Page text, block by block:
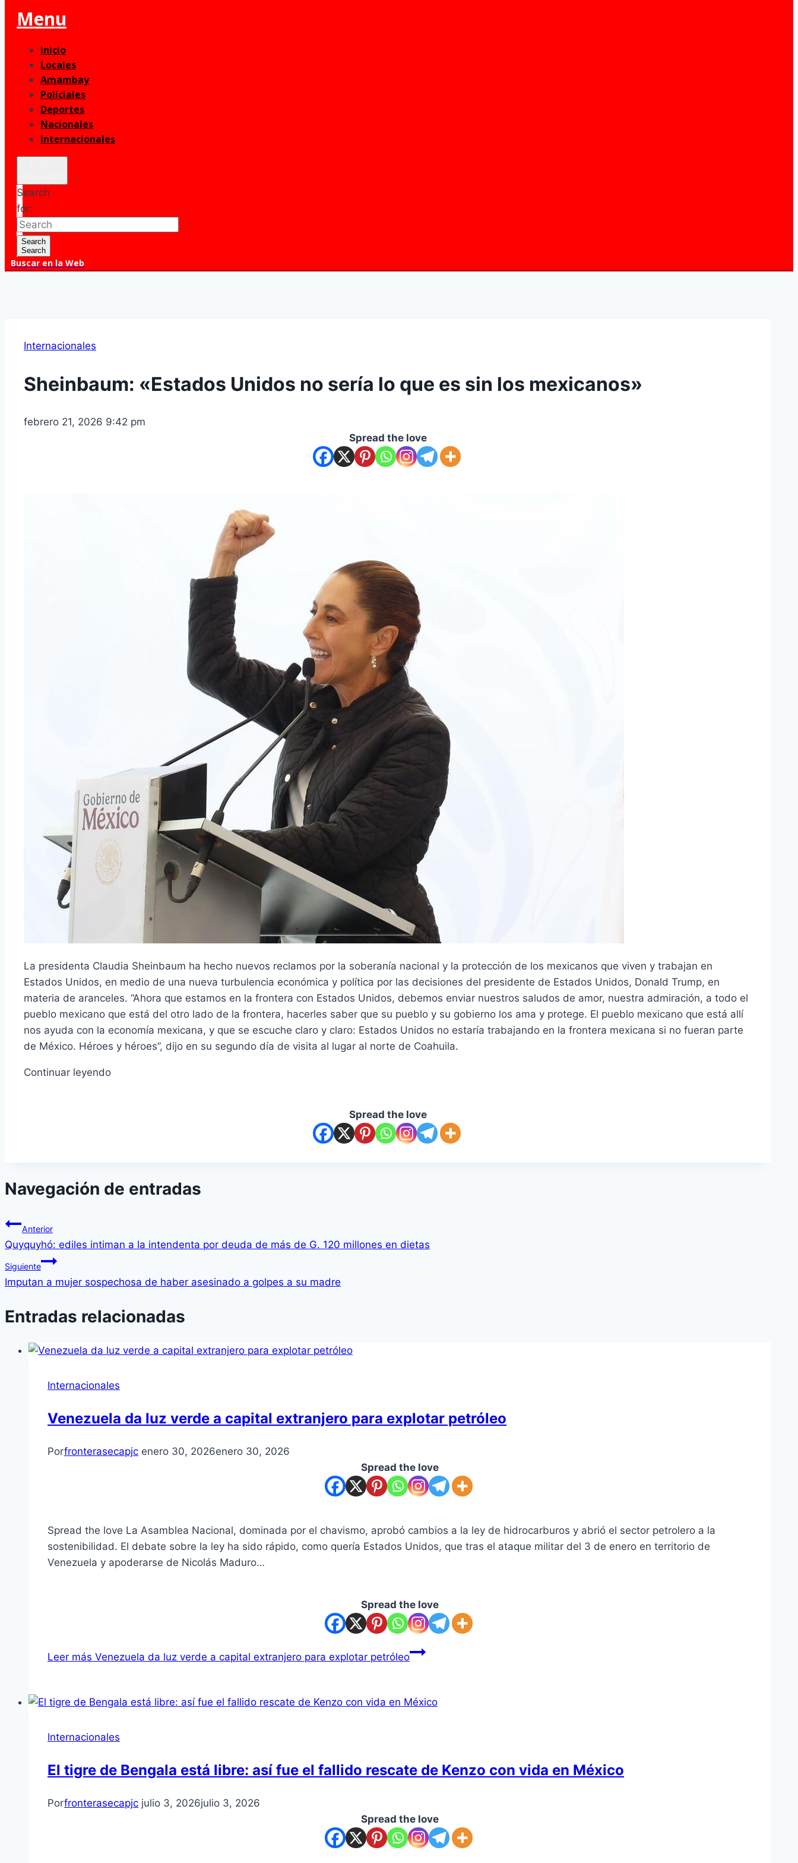
Menu
Inicio
Locales
Amambay
Policiales
Deportes
Nacionales
Internacionales
Search
for:
Search
Search
Buscar en la Web
Internacionales
Sheinbaum: «Estados Unidos no sería lo que es sin los mexicanos»
febrero 21, 2026 9:42 pm
Spread the love
La presidenta Claudia Sheinbaum ha hecho nuevos reclamos por la soberanía nacional y la protección de los mexicanos que viven y trabajan en
Estados Unidos, en medio de una nueva turbulencia económica y política por las decisiones del presidente de Estados Unidos, Donald Trump, en
materia de aranceles. “Ahora que estamos en la frontera con Estados Unidos, debemos enviar nuestros saludos de amor, nuestra admiración, a todo el
pueblo mexicano que está del otro lado de la frontera, hacerles saber que su pueblo y su gobierno los ama y protege. El pueblo mexicano que está allí
nos ayuda con la economía mexicana, y que se escuche claro y claro: Estados Unidos no estaría trabajando en la frontera mexicana si no fueran parte
de México. Héroes y héroes”, dijo en su segundo día de visita al lugar al norte de Coahuila.
Continuar leyendo
Spread the love
Navegación de entradas
Anterior
Quyquyhó: ediles intiman a la intendenta por deuda de más de G. 120 millones en dietas
Siguiente
Imputan a mujer sospechosa de haber asesinado a golpes a su madre
Entradas relacionadas
Internacionales
Venezuela da luz verde a capital extranjero para explotar petróleo
Porfronterasecapjc enero 30, 2026enero 30, 2026
Spread the love
Spread the love La Asamblea Nacional, dominada por el chavismo, aprobó cambios a la ley de hidrocarburos y abrió el sector petrolero a la
sostenibilidad. El debate sobre la ley ha sido rápido, como quería Estados Unidos, que tras el ataque militar del 3 de enero en territorio de
Venezuela y apoderarse de Nicolás Maduro…
Spread the love
Leer más Venezuela da luz verde a capital extranjero para explotar petróleo
Internacionales
El tigre de Bengala está libre: así fue el fallido rescate de Kenzo con vida en México
Porfronterasecapjc julio 3, 2026julio 3, 2026
Spread the love